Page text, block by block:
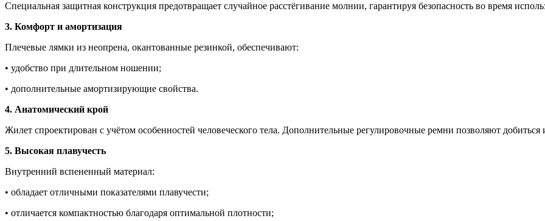
Специальная защитная конструкция предотвращает случайное расстёгивание молнии, гарантируя безопасность во время
3. Комфорт и амортизация
Плечевые лямки из неопрена, окантованные резинкой, обеспечивают:
• удобство при длительном ношении;
• дополнительные амортизирующие свойства.
4. Анатомический крой
Жилет спроектирован с учётом особенностей человеческого тела. Дополнительные регулировочные ремни позволяют
5. Высокая плавучесть
Внутренний вспененный материал:
• обладает отличными показателями плавучести;
• отличается компактностью благодаря оптимальной плотности;